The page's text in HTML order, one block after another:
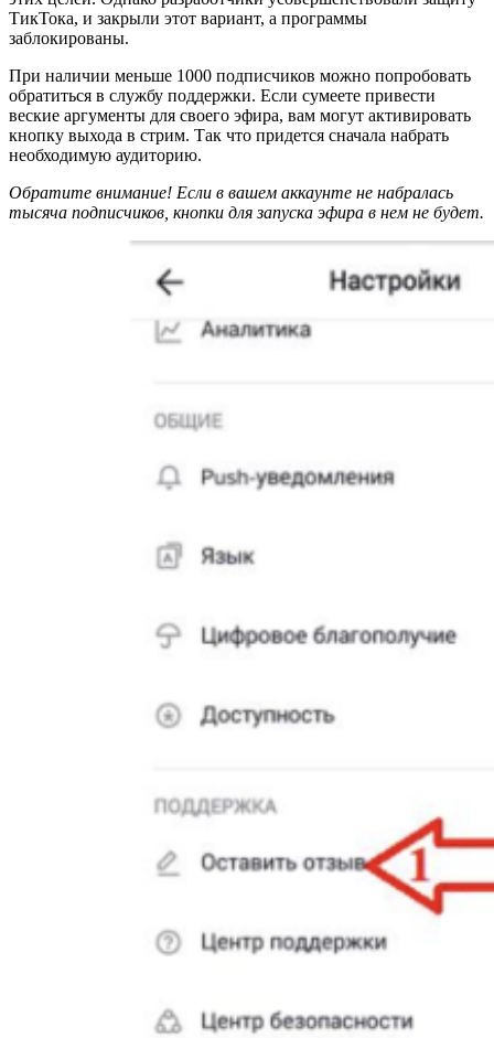
ТикТока, и закрыли этот вариант, а программы
заблокированы.
При наличии меньше 1000 подписчиков можно попробовать
обратиться в службу поддержки. Если сумеете привести
веские аргументы для своего эфира, вам могут активировать
кнопку выхода в стрим. Так что придется сначала набрать
необходимую аудиторию.
Обратите внимание! Если в вашем аккаунте не набралась
тысяча подписчиков, кнопки для запуска эфира в нем не будет.